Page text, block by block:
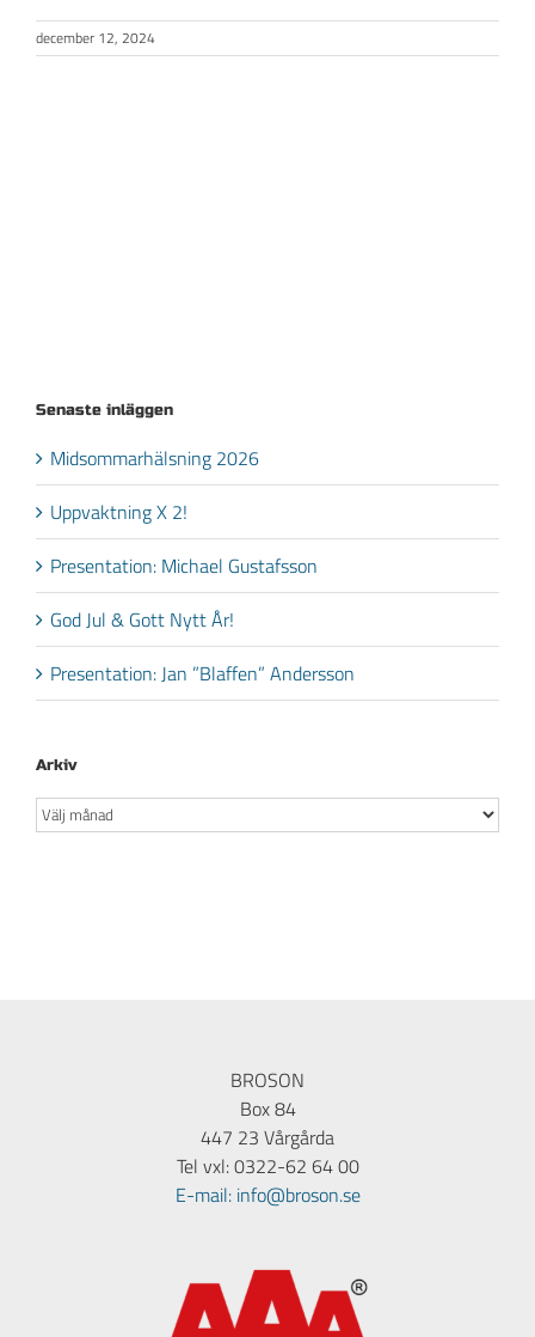
december 12, 2024
Senaste inläggen
Midsommarhälsning 2026
Uppvaktning X 2!
Presentation: Michael Gustafsson
God Jul & Gott Nytt År!
Presentation: Jan ”Blaffen” Andersson
Arkiv
Arkiv
BROSON
Box 84
447 23 Vårgårda
Tel vxl: 0322-62 64 00
E-mail: info@broson.se